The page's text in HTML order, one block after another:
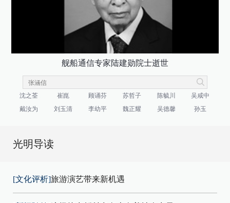
舰船通信专家陆建勋院士逝世
沈之荃 崔崑 顾诵芬 苏哲子 陈毓川
吴咸中
戴汝为
刘玉清 李幼平 魏正耀 吴德馨 孙玉
光明导读
[文化评析]旅游演艺带来新机遇